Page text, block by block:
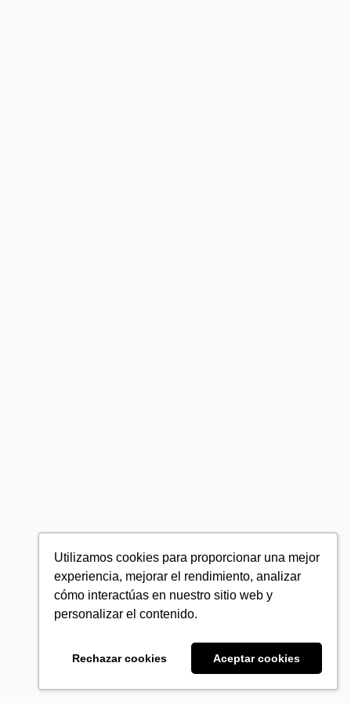
Utilizamos cookies para proporcionar una mejor
experiencia, mejorar el rendimiento, analizar
cómo interactúas en nuestro sitio web y
personalizar el contenido.
Rechazar cookies Aceptar cookies